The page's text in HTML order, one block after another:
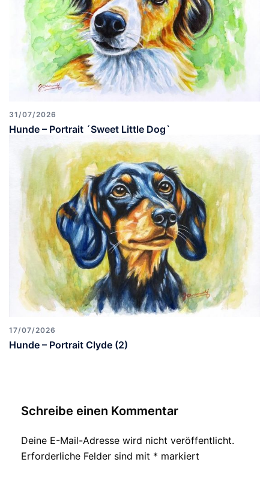
31/07/2026
Hunde – Portrait ´Sweet Little Dog`
17/07/2026
Hunde – Portrait Clyde (2)
Schreibe einen Kommentar
Deine E-Mail-Adresse wird nicht veröffentlicht.
Erforderliche Felder sind mit * markiert